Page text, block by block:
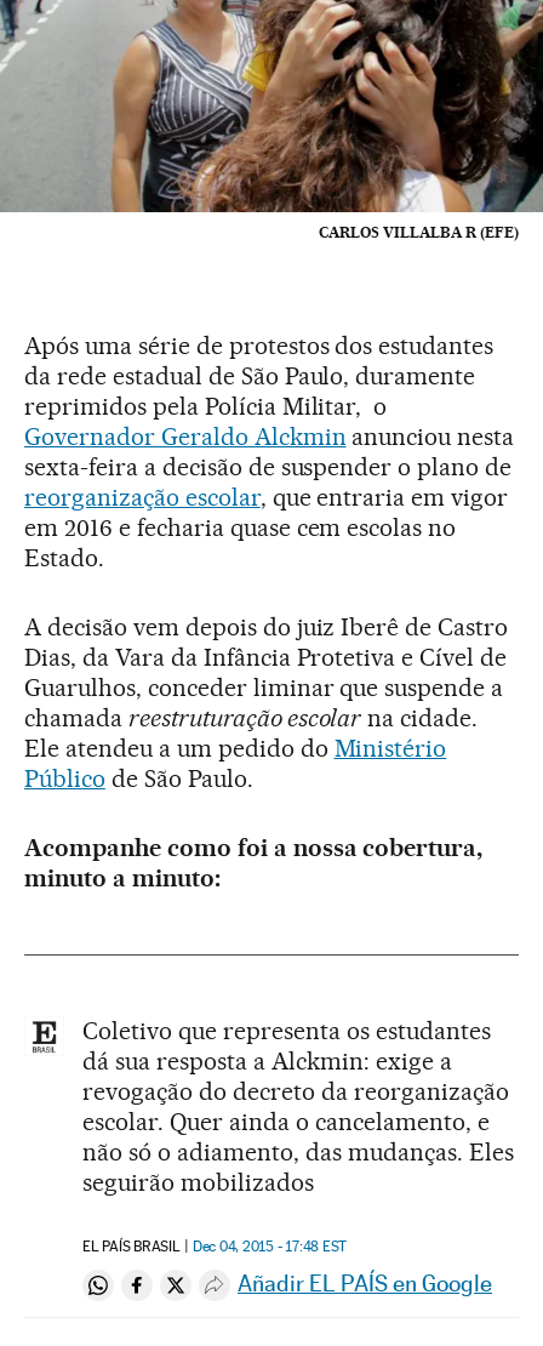
CARLOS VILLALBA R (EFE)
Após uma série de protestos dos estudantes
da rede estadual de São Paulo, duramente
reprimidos pela Polícia Militar, o
Governador Geraldo Alckmin anunciou nesta
sexta-feira a decisão de suspender o plano de
reorganização escolar, que entraria em vigor
em 2016 e fecharia quase cem escolas no
Estado.
A decisão vem depois do juiz Iberê de Castro
Dias, da Vara da Infância Protetiva e Cível de
Guarulhos, conceder liminar que suspende a
chamada reestruturação escolar na cidade.
Ele atendeu a um pedido do Ministério
Público de São Paulo.
Acompanhe como foi a nossa cobertura,
minuto a minuto:
Coletivo que representa os estudantes
dá sua resposta a Alckmin: exige a
revogação do decreto da reorganização
escolar. Quer ainda o cancelamento, e
não só o adiamento, das mudanças. Eles
seguirão mobilizados
EL PAÍS BRASIL Dec 04, 2015 - 17:48 EST
Compartir en Whatsapp
Compartir en Facebook
Compartir en Twitter
Desplegar Redes Sociales
Añadir EL PAÍS en Google